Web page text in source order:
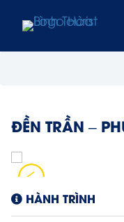
ĐỀN TRẦN –
HÀNH TRÌNH